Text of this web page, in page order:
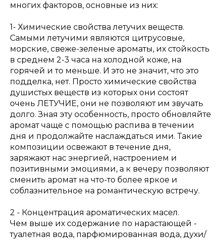
многих факторов, основные из них:
1- Химические свойства летучих веществ.
Самыми летучими являются цитрусовые,
морские, свеже-зеленые ароматы, их стойкость
в среднем 2-3 часа на холодной коже, на
горячей и то меньше. И это не значит, что это
подделка, нет. Просто химические свойства
душистых веществ из которых они состоят
очень ЛЕТУЧИЕ, они не позволяют им звучать
долго. Зная эту особенность, просто обновляйте
аромат чаще с помощью распива в течении
дня и продолжайте наслаждаться ими. Такие
композиции освежают в течение дня,
заряжают нас энергией, настроением и
позитивными эмоциями, а к вечеру позволяют
сменить аромат на что-то более яркое и
соблазнительное на романтическую встречу.
2 - Концентрация ароматических масел.
Чем выше их содержание по нарастающей -
туалетная вода, парфюмированная вода, духи/